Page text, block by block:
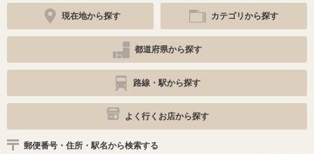
現在地から探す カテゴリから探す
都道府県から探す
路線・駅から探す
よく行くお店から探す
郵便番号・住所・駅名から検索する